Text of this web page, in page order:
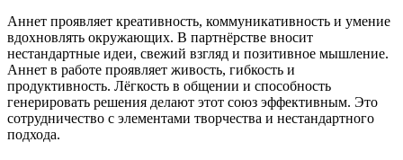
Аннет проявляет креативность, коммуникативность и умение
вдохновлять окружающих. В партнёрстве вносит
нестандартные идеи, свежий взгляд и позитивное мышление.
Аннет в работе проявляет живость, гибкость и
продуктивность. Лёгкость в общении и способность
генерировать решения делают этот союз эффективным. Это
сотрудничество с элементами творчества и нестандартного
подхода.